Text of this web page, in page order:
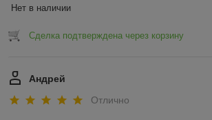
Нет в наличии
Сделка подтверждена через корзину
Андрей
Отлично